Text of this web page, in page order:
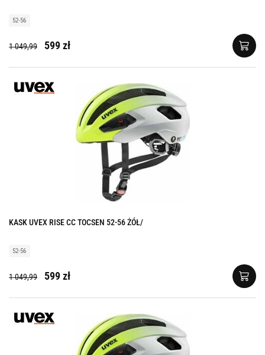
52-56
1 049,99 599 zł
KASK UVEX RISE CC TOCSEN 52-56 ŻÓŁ/
52-56
1 049,99 599 zł